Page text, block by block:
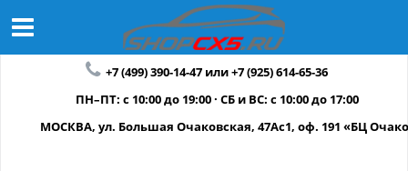
+7 (499) 390-14-47 или +7 (925) 614-65-36
ПН–ПТ: с 10:00 до 19:00 · СБ и ВС: с 10:00 до 17:00
МОСКВА, ул. Большая Очаковская, 47Ас1, оф. 191 «БЦ